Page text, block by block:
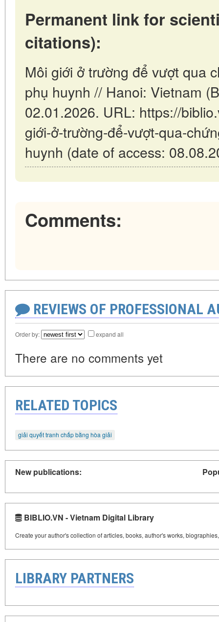
Permanent link for
citations):
Môi giới ở trường để vượt qua
phụ huynh // Hanoi: Vietnam
02.01.2026. URL: https://
giới-ở-trường-để-vượt-qua-
huynh (date of access:
Comments:
REVIEWS OF PROFESSIONAL
Order by: expand all
There are no comments yet
RELATED TOPICS
giải quyết tranh chấp bằng hòa giải
New publications:
BIBLIO.VN - Vietnam Digital Library
Create your author's collection of articles, books, author's works,
LIBRARY PARTNERS